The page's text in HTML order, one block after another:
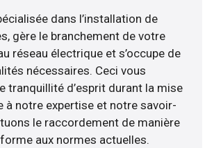
dans l’installation de
gère le branchement de votre
réseau électrique et s’occupe de
nécessaires. Ceci vous
tranquillité d’esprit durant la mise
à notre expertise et notre savoir-
le raccordement de manière
aux normes actuelles.